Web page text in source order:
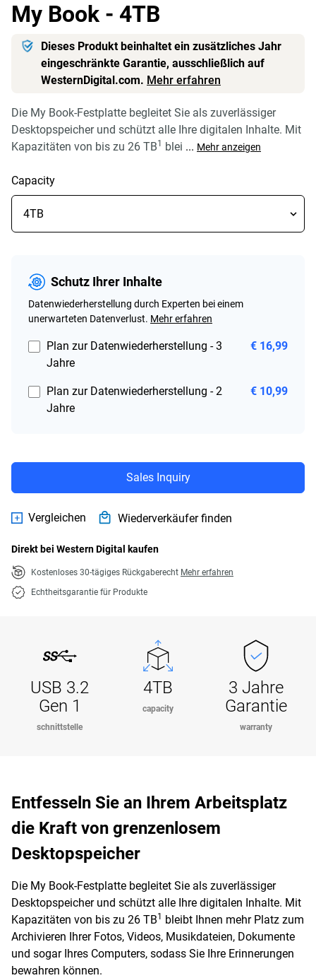
My Book - 4TB
Dieses Produkt beinhaltet ein zusätzliches Jahr
eingeschränkte Garantie, ausschließlich auf
WesternDigital.com. Mehr erfahren
Die My Book-Festplatte begleitet Sie als zuverlässiger
Desktopspeicher und schützt alle Ihre digitalen Inhalte. Mit
Kapazitäten von bis zu 26 TB1 blei ... Mehr anzeigen
Capacity
Schutz Ihrer Inhalte
Datenwiederherstellung durch Experten bei einem
unerwarteten Datenverlust. Mehr erfahren
Plan zur Datenwiederherstellung - 3
Jahre
€ 16,99
Plan zur Datenwiederherstellung - 2
Jahre
€ 10,99
Sales Inquiry
Vergleichen Wiederverkäufer finden
Direkt bei Western Digital kaufen
Kostenloses 30-tägiges Rückgaberecht Mehr erfahren
Echtheitsgarantie für Produkte
USB 3.2
Gen 1
schnittstelle
4TB
capacity
3 Jahre
Garantie
warranty
Entfesseln Sie an Ihrem Arbeitsplatz
die Kraft von grenzenlosem
Desktopspeicher
Die My Book-Festplatte begleitet Sie als zuverlässiger
Desktopspeicher und schützt alle Ihre digitalen Inhalte. Mit
Kapazitäten von bis zu 26 TB1
bleibt Ihnen mehr Platz zum
Archivieren Ihrer Fotos, Videos, Musikdateien, Dokumente
und sogar Ihres Computers, sodass Sie Ihre Erinnerungen
bewahren können.